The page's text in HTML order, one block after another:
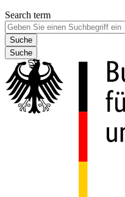
Search term
Suche